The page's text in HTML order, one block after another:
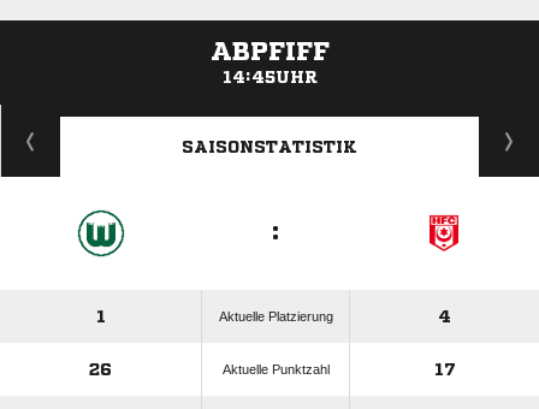
ABPFIFF
14:45UHR
ANZEIGE
SAISONSTATISTIK
:
1 Aktuelle Platzierung 4
26 Aktuelle Punktzahl 17